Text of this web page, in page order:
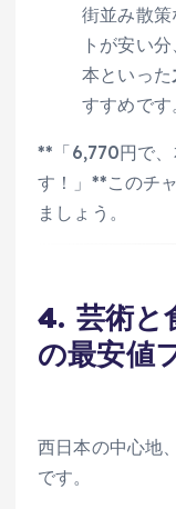
街並み散
トが安い
本といった
すすめです
**「6,770円で、
す！」**このチ
ましょう。
4. 芸術と
の最安値
西日本の中心地
です。